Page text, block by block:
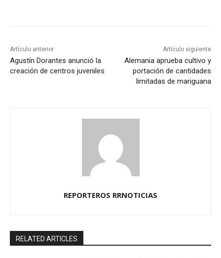
Artículo anterior
Agustín Dorantes anunció la
creación de centros juveniles
Artículo siguiente
Alemania aprueba cultivo y
portación de cantidades
limitadas de mariguana
REPORTEROS RRNOTICIAS
RELATED ARTICLES